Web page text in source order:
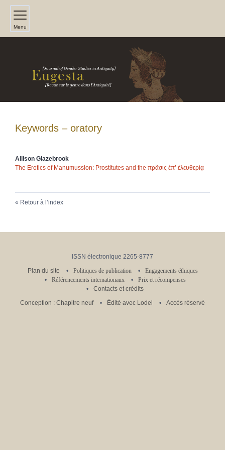
Menu
Keywords – oratory
Allison Glazebrook
The Erotics of Manumussion: Prostitutes and the πρᾶσις ἐπ’ ἐλευθερίᾳ
Retour à l’index
ISSN électronique 2265-8777
Plan du site
Politiques de publication
Engagements éthiques
Référencements internationaux
Prix et récompenses
Contacts et crédits
Conception : Chapitre neuf
Édité avec Lodel Accès réservé